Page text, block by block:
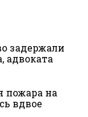
задержали
адвоката
пожара на
вдвое